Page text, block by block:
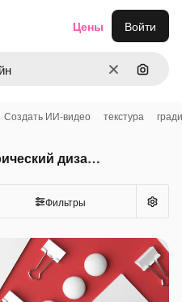
ОчиститьПоиск
Цены Войти
Создать ИИ-видео текстура
Фото По Запросу Геометрический дизайн
Фильтры